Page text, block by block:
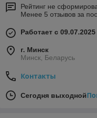
Рейтинг не
Менее 5 отзывов за
Работает с 09.07.2025
г. Минск
Минск, Беларусь
Контакты
Сегодня выходной